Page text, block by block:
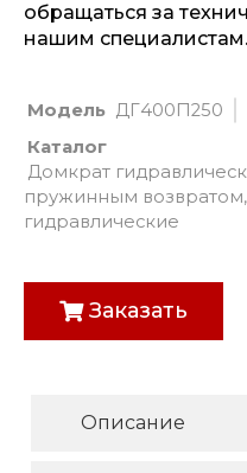
обращаться за
нашим специалистам.
Модель ДГ400П250
Каталог
Домкрат
пружинным возвратом,
гидравлические
Заказать
Описание